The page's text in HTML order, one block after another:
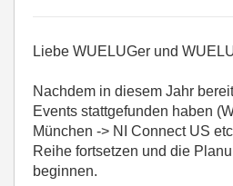
Liebe WUELUGer und
Nachdem in diesem Jahr
Events stattgefunden haben
München -> NI Connect US
Reihe fortsetzen und die
beginnen.